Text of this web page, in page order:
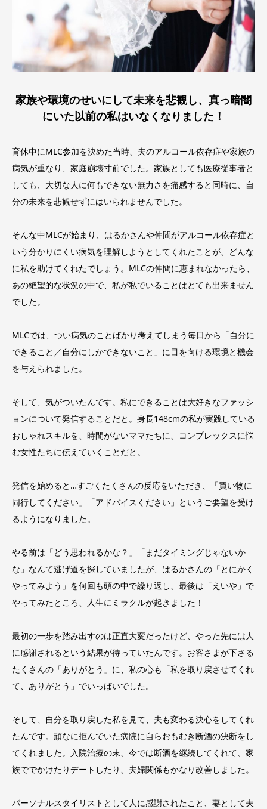
家族や環境のせいにして未来を悲観し、真っ暗闇
にいた以前の私はいなくなりました！
育休中にMLC参加を決めた当時、夫のアルコール依存症や家族の
病気が重なり、家庭崩壊寸前でした。家族としても医療従事者と
しても、大切な人に何もできない無力さを痛感すると同時に、自
分の未来を悲観せずにはいられませんでした。
そんな中MLCが始まり、はるかさんや仲間がアルコール依存症と
いう分かりにくい病気を理解しようとしてくれたことが、どんな
に私を助けてくれたでしょう。MLCの仲間に恵まれなかったら、
あの絶望的な状況の中で、私が私でいることはとても出来ません
でした。
MLCでは、つい病気のことばかり考えてしまう毎日から「自分に
できること／自分にしかできないこと」に目を向ける環境と機会
を与えられました。
そして、気がついたんです。私にできることは大好きなファッシ
ョンについて発信することだと。身長148cmの私が実践している
おしゃれスキルを、時間がないママたちに、コンプレックスに悩
む女性たちに伝えていくことだと。
発信を始めると…すごくたくさんの反応をいただき、「買い物に
同行してください」「アドバイスください」というご要望を受け
るようになりました。
やる前は「どう思われるかな？」「まだタイミングじゃないか
な」なんて逃げ道を探していましたが、はるかさんの「とにかく
やってみよう」を何回も頭の中で繰り返し、最後は「えいや」で
やってみたところ、人生にミラクルが起きました！
最初の一歩を踏み出すのは正直大変だったけど、やった先には人
に感謝されるという結果が待っていたんです。お客さまが下さる
たくさんの「ありがとう」に、私の心も「私を取り戻させてくれ
て、ありがとう」でいっぱいでした。
そして、自分を取り戻した私を見て、夫も変わる決心をしてくれ
たんです。頑なに拒んでいた病院に自らおもむき断酒の決断をし
てくれました。入院治療の末、今では断酒を継続してくれて、家
族ででかけたりデートしたり、夫婦関係もかなり改善しました。
パーソナルスタイリストとして人に感謝されたこと、妻として夫